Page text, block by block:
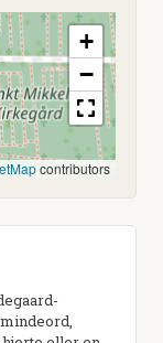
+
−
contributors